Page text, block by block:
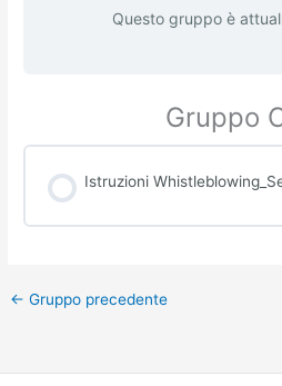
Questo gruppo è
Gruppo
Istruzioni
← Gruppo precedente